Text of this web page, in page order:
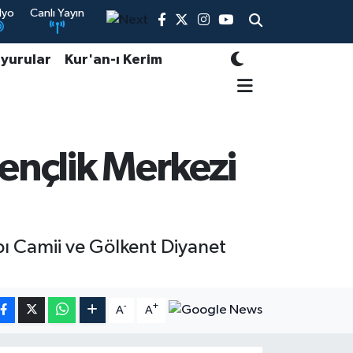
Canlı Yayın
Kur'an-ı Kerim
Merkezi
Camii ve Gölkent Diyanet
A- A+